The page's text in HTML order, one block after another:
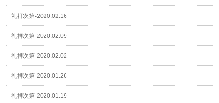
礼拝次第-2020.02.16
礼拝次第-2020.02.09
礼拝次第-2020.02.02
礼拝次第-2020.01.26
礼拝次第-2020.01.19